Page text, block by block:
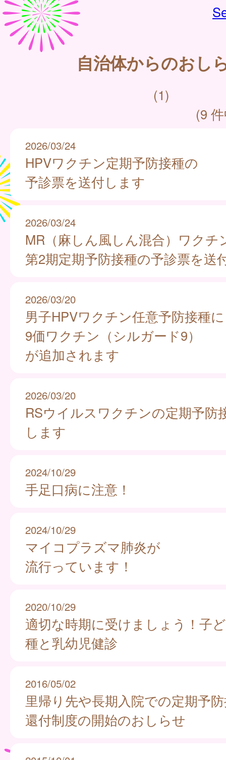
自治体からのおし
(1)
(9
2026/03/24
HPVワクチン定期予防接種の
予診票を送付します
2026/03/24
MR（麻しん風しん混合）ワクチ
第2期定期予防接種の予診票を送
2026/03/20
男子HPVワクチン任意予防接種に
9価ワクチン（シルガード9）
が追加されます
2026/03/20
RSウイルスワクチンの定期予防
します
2024/10/29
手足口病に注意！
2024/10/29
マイコプラズマ肺炎が
流行っています！
2020/10/29
適切な時期に受けましょう！子
種と乳幼児健診
2016/05/02
里帰り先や長期入院での定期予
還付制度の開始のおしらせ